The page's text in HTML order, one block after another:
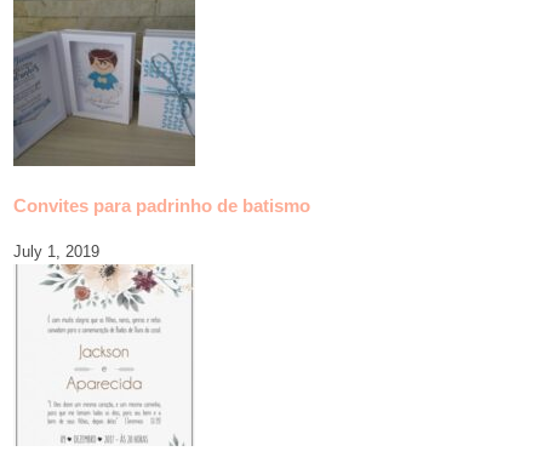
Convites para padrinho de batismo
July 1, 2019